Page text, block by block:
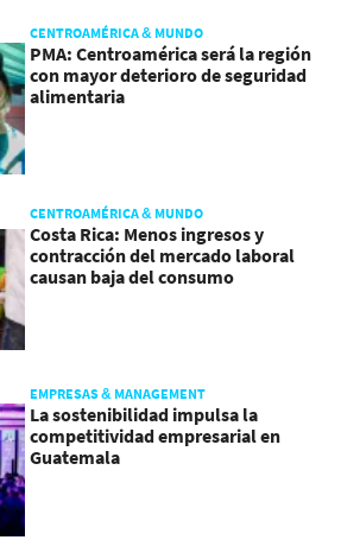
CENTROAMÉRICA & MUNDO
PMA: Centroamérica será la región
con mayor deterioro de seguridad
alimentaria
CENTROAMÉRICA & MUNDO
Costa Rica: Menos ingresos y
contracción del mercado laboral
causan baja del consumo
EMPRESAS & MANAGEMENT
La sostenibilidad impulsa la
competitividad empresarial en
Guatemala